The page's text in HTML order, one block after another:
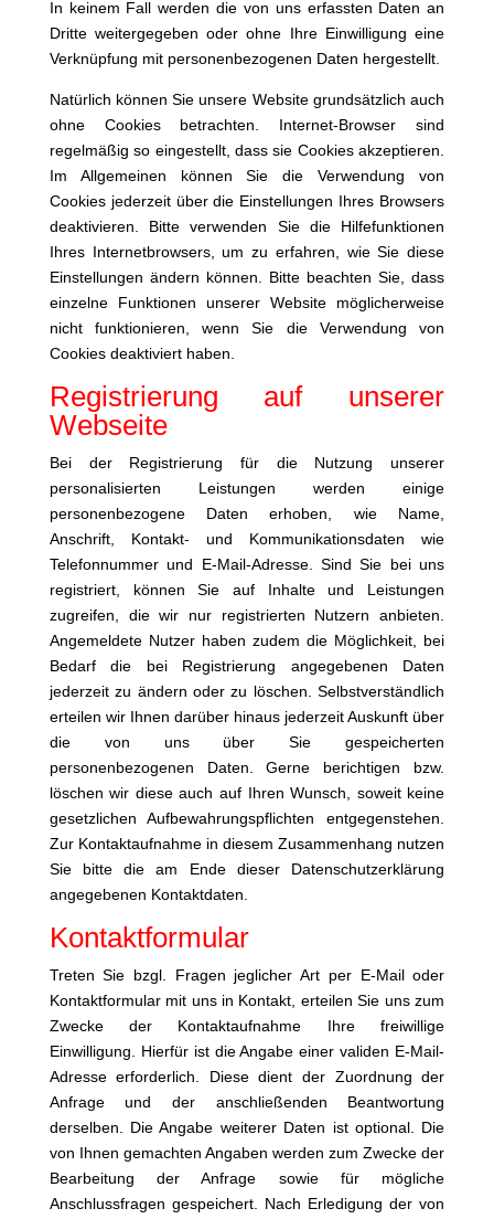
In keinem Fall werden die von uns erfassten Daten an
Dritte weitergegeben oder ohne Ihre Einwilligung eine
Verknüpfung mit personenbezogenen Daten hergestellt.
Natürlich können Sie unsere Website grundsätzlich auch
ohne Cookies betrachten. Internet-Browser sind
regelmäßig so eingestellt, dass sie Cookies akzeptieren.
Im Allgemeinen können Sie die Verwendung von
Cookies jederzeit über die Einstellungen Ihres Browsers
deaktivieren. Bitte verwenden Sie die Hilfefunktionen
Ihres Internetbrowsers, um zu erfahren, wie Sie diese
Einstellungen ändern können. Bitte beachten Sie, dass
einzelne Funktionen unserer Website möglicherweise
nicht funktionieren, wenn Sie die Verwendung von
Cookies deaktiviert haben.
Registrierung auf unserer
Webseite
Bei der Registrierung für die Nutzung unserer
personalisierten Leistungen werden einige
personenbezogene Daten erhoben, wie Name,
Anschrift, Kontakt- und Kommunikationsdaten wie
Telefonnummer und E-Mail-Adresse. Sind Sie bei uns
registriert, können Sie auf Inhalte und Leistungen
zugreifen, die wir nur registrierten Nutzern anbieten.
Angemeldete Nutzer haben zudem die Möglichkeit, bei
Bedarf die bei Registrierung angegebenen Daten
jederzeit zu ändern oder zu löschen. Selbstverständlich
erteilen wir Ihnen darüber hinaus jederzeit Auskunft über
die von uns über Sie gespeicherten
personenbezogenen Daten. Gerne berichtigen bzw.
löschen wir diese auch auf Ihren Wunsch, soweit keine
gesetzlichen Aufbewahrungspflichten entgegenstehen.
Zur Kontaktaufnahme in diesem Zusammenhang nutzen
Sie bitte die am Ende dieser Datenschutzerklärung
angegebenen Kontaktdaten.
Kontaktformular
Treten Sie bzgl. Fragen jeglicher Art per E-Mail oder
Kontaktformular mit uns in Kontakt, erteilen Sie uns zum
Zwecke der Kontaktaufnahme Ihre freiwillige
Einwilligung. Hierfür ist die Angabe einer validen E-Mail-
Adresse erforderlich. Diese dient der Zuordnung der
Anfrage und der anschließenden Beantwortung
derselben. Die Angabe weiterer Daten ist optional. Die
von Ihnen gemachten Angaben werden zum Zwecke der
Bearbeitung der Anfrage sowie für mögliche
Anschlussfragen gespeichert. Nach Erledigung der von